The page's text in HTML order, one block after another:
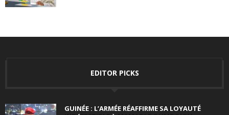
EDITOR PICKS
GUINÉE : L’ARMÉE RÉAFFIRME SA LOYAUTÉ